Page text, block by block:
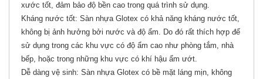
xước tốt, đảm bảo độ bền cao trong quá trình sử dụng.
Kháng nước tốt: Sàn nhựa Glotex có khả năng kháng nước tốt,
không bị ảnh hưởng bởi nước và độ ẩm. Do đó rất thích hợp để
sử dụng trong các khu vực có độ ẩm cao như phòng tắm, nhà
bếp, hoặc trong những khu vực có khí hậu ẩm ướt.
Dễ dàng vệ sinh: Sàn nhựa Glotex có bề mặt láng mịn, không